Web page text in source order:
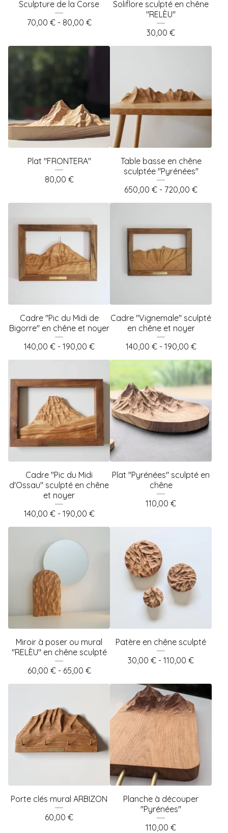
Sculpture de la Corse
70,00 €- 80,00 €
Soliflore sculpté en chêne
"RELÈU"
30,00 €
Plat "FRONTERA"
80,00 €
Table basse en chêne
sculptée "Pyrénées"
650,00 € - 720,00 €
Cadre "Pic du Midi de
Bigorre" en chêne et noyer
140,00 €- 190,00 €
Cadre "Vignemale" sculpté
en chêne et noyer
140,00 €- 190,00 €
Cadre "Pic du Midi
d'Ossau" sculpté en chêne
et noyer
140,00 €- 190,00 €
Plat "Pyrénées" sculpté en
chêne
110,00 €
Miroir à poser ou mural
"RELÈU" en chêne sculpté
60,00 €- 65,00 €
Patère en chêne sculpté
30,00 € - 110,00 €
Porte clés mural ARBIZON
60,00 €
Planche à découper
"Pyrénées"
110,00 €